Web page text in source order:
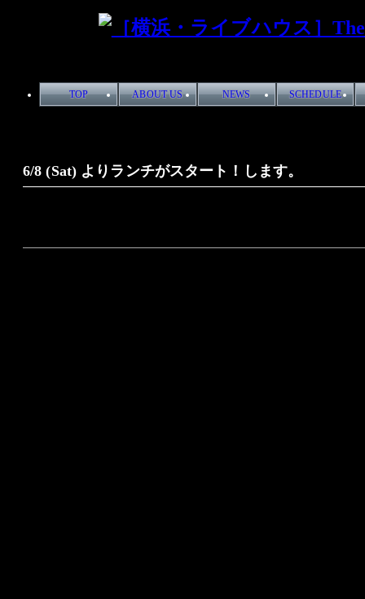
TOP ABOUT US NEWS SCHEDULE
6/8 (Sat) よりランチがスタート！します。